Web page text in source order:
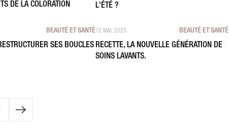
DE LA COLORATION
L'ÉTÉ ?
BEAUTÉ ET SANTÉ
SES BOUCLES
12 MAI, 2025 BEAUTÉ ET SANTÉ
RECETTE, LA NOUVELLE GÉNÉRATION DE
SOINS LAVANTS.